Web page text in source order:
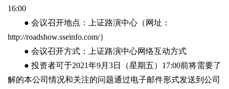
16:00
● 会议召开地点：上证路演中心（网址：
http://roadshow.sseinfo.com/）
● 会议召开方式：上证路演中心网络互动方式
● 投资者可于2021年9月3日（星期五）17:00前将需要了
解的本公司情况和关注的问题通过电子邮件形式发送到公司